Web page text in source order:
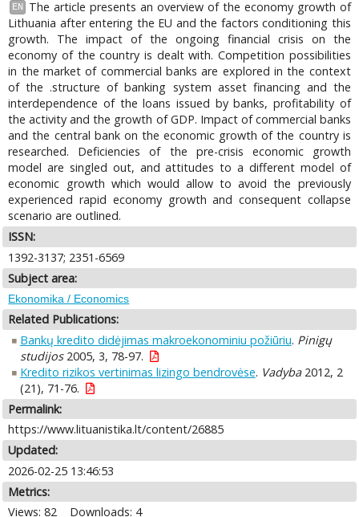
EN
The article presents an overview of the economy growth of
Lithuania after entering the EU and the factors conditioning this
growth. The impact of the ongoing financial crisis on the
economy of the country is dealt with. Competition possibilities
in the market of commercial banks are explored in the context
of the .structure of banking system asset financing and the
interdependence of the loans issued by banks, profitability of
the activity and the growth of GDP. Impact of commercial banks
and the central bank on the economic growth of the country is
researched. Deficiencies of the pre-crisis economic growth
model are singled out, and attitudes to a different model of
economic growth which would allow to avoid the previously
experienced rapid economy growth and consequent collapse
scenario are outlined.
ISSN:
1392-3137; 2351-6569
Subject area:
Ekonomika / Economics
Related Publications:
Bankų kredito didėjimas makroekonominiu požiūriu. Pinigų
studijos2005, 3, 78-97.
Kredito rizikos vertinimas lizingo bendrovėse. Vadyba2012, 2
(21), 71-76.
Permalink:
https://www.lituanistika.lt/content/26885
Updated:
2026-02-25 13:46:53
Metrics:
Views: 82
Downloads: 4